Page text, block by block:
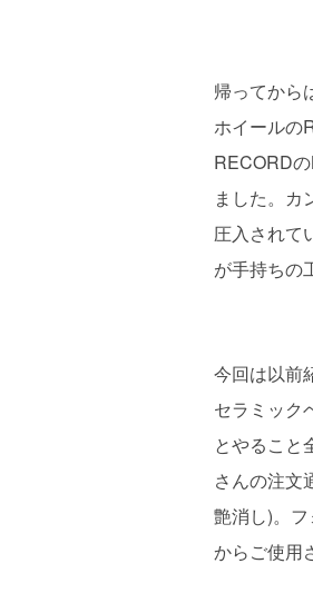
帰ってから
ホイールの
RECORD
ました。カ
圧入されて
が手持ちの
今回は以前
セラミック
とやること
さんの注文
艶消し)。
からご使用